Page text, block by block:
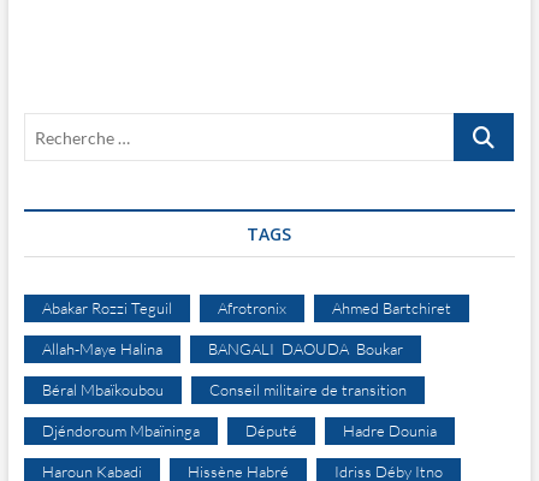
)
Recherche
TAGS
Abakar Rozzi Teguil Afrotronix Ahmed Bartchiret
Allah-Maye Halina BANGALI DAOUDA Boukar
Béral Mbaïkoubou Conseil militaire de transition
Djéndoroum Mbaïninga Député Hadre Dounia
Haroun Kabadi Hissène Habré Idriss Déby Itno